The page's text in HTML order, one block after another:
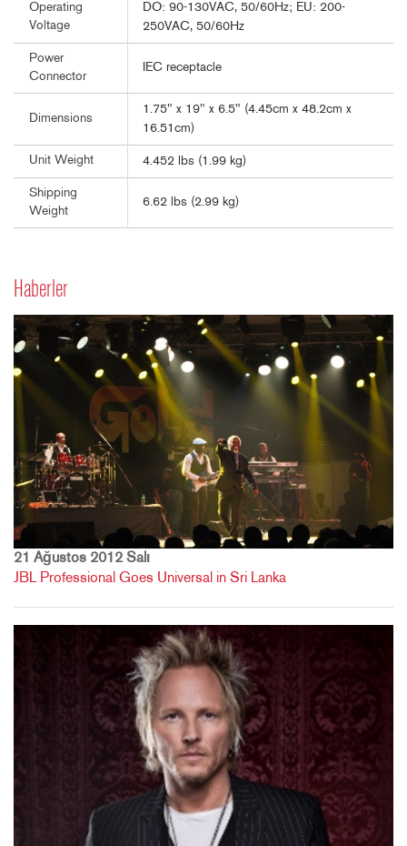
Operating
Voltage
DO: 90-130VAC, 50/60Hz; EU: 200-
250VAC, 50/60Hz
Power
Connector
IEC receptacle
Dimensions
1.75" x 19" x 6.5" (4.45cm x 48.2cm x
16.51cm)
Unit Weight 4.452 lbs (1.99 kg)
Shipping
Weight
6.62 lbs (2.99 kg)
Haberler
21 Ağustos 2012 Salı
JBL Professional Goes Universal in Sri Lanka